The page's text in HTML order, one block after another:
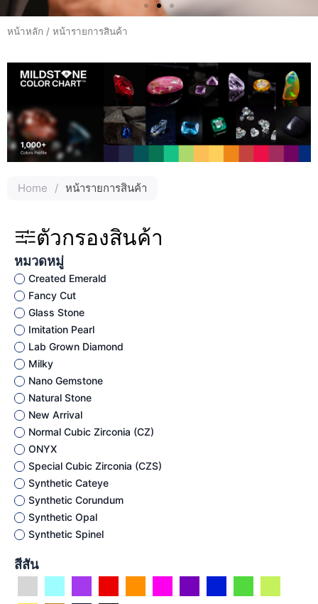
หน้าหลัก / หน้ารายการสินค้า
Home / หน้ารายการสินค้า
ตัวกรองสินค้า
หมวดหมู่
Created Emerald
Fancy Cut
Glass Stone
Imitation Pearl
Lab Grown Diamond
Milky
Nano Gemstone
Natural Stone
New Arrival
Normal Cubic Zirconia (CZ)
ONYX
Special Cubic Zirconia (CZS)
Synthetic Cateye
Synthetic Corundum
Synthetic Opal
Synthetic Spinel
สีสัน